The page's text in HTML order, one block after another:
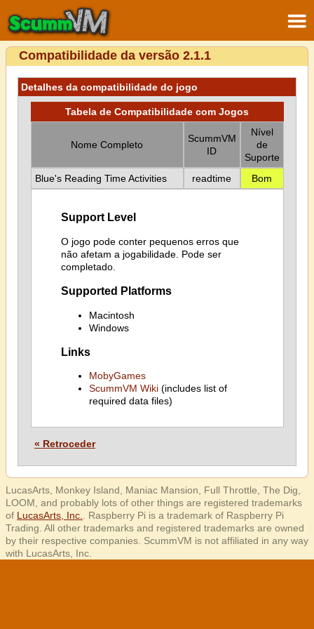
Compatibilidade da versão 2.1.1
Detalhes da compatibilidade do jogo
Tabela de Compatibilidade com Jogos
Nome Completo
ScummVM
ID
Nível
de
Suporte
Blue's Reading Time Activities
readtime Bom
Support Level
O jogo pode conter pequenos erros que
não afetam a jogabilidade. Pode ser
completado.
Supported Platforms
Macintosh
Windows
Links
MobyGames
ScummVM Wiki(includes list of
required data files)
« Retroceder
LucasArts, Monkey Island, Maniac Mansion, Full Throttle, The Dig,
LOOM, and probably lots of other things are registered trademarks
of LucasArts, Inc.
. Raspberry Pi is a trademark of Raspberry Pi
Trading. All other trademarks and registered trademarks are owned
by their respective companies. ScummVM is not affiliated in any way
with LucasArts, Inc.